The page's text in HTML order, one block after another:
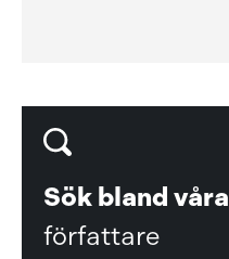
Sök bland våra
författare